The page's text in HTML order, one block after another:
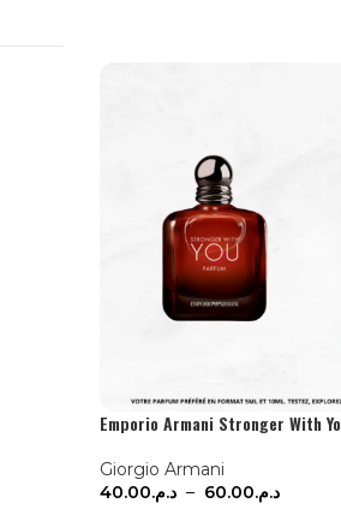
Emporio Armani Stronger With
Giorgio Armani
د.م.40.00 – د.م.60.00